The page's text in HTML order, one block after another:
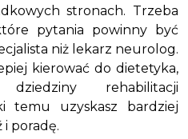
stronach. Trzeba
pytania powinny być
niż lekarz neurolog.
kierować do dietetyka,
rehabilitacji
temu uzyskasz bardziej
poradę.